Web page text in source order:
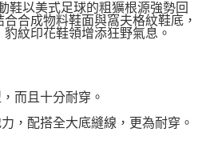
鞋以美式足球的粗獷根源強勢回
合成物料鞋面與窩夫格紋鞋底，
紋印花鞋領增添狂野氣息。
而且十分耐穿。
，配搭全大底縫線，更為耐穿。